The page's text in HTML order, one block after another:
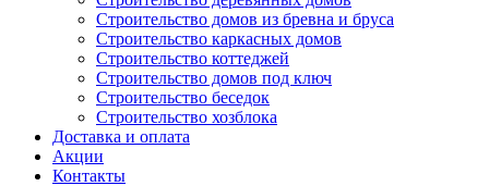
Строительство домов из бревна и бруса
Строительство каркасных домов
Строительство коттеджей
Строительство домов под ключ
Строительство беседок
Строительство хозблока
Доставка и оплата
Акции
Контакты